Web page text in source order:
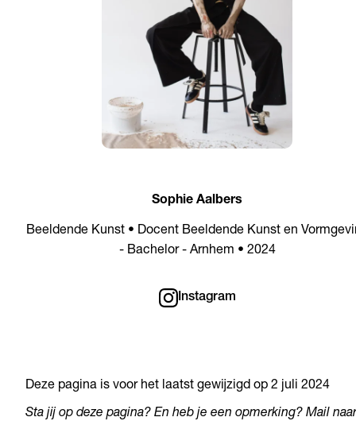
Sophie Aalbers
Beeldende Kunst • Docent Beeldende Kunst en
- Bachelor - Arnhem • 2024
Instagram
Deze pagina is voor het laatst gewijzigd op 2 juli 2024
Sta jij op deze pagina? En heb je een opmerking? Mail naar